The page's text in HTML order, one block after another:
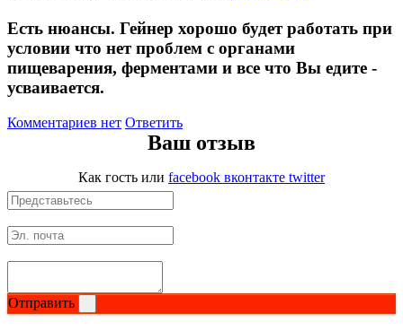
Адаптогены и Ноотропы
Здоровая печень
Здоровье костей
Иммунитет
Есть нюансы. Гейнер хорошо будет работать при
условии что нет проблем с органами
пищеварения, ферментами и все что Вы едите -
усваивается.
Комментариев нет Ответить
Ваш отзыв
Как гость или facebook вконтакте twitter
Отправить